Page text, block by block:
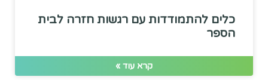
כלים להתמודדות עם רגשות חזרה לבית
הספר
קרא עוד »